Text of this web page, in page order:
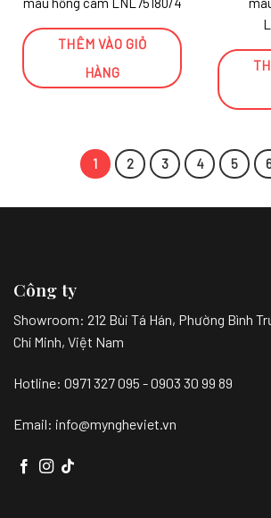
THÊM VÀO GIỎ
HÀNG
1 2 3 4 5
Công ty
Showroom: 212 Bùi Tá Hán, Phường Bình
Chí Minh, Việt Nam
Hotline: 0971 327 095 - 0903 30 99 89
Email: info@myngheviet.vn